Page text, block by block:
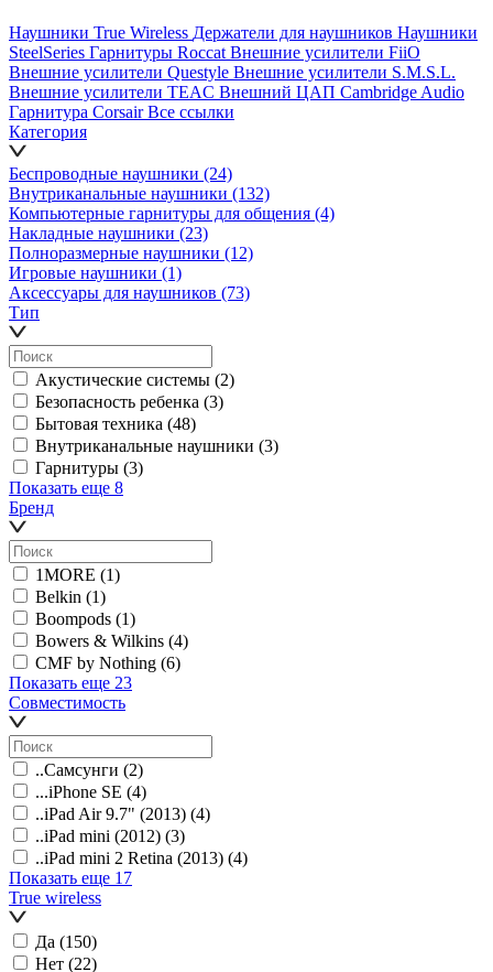
Наушники True Wireless Держатели для наушников Наушники
SteelSeries Гарнитуры Roccat Внешние усилители FiiO
Внешние усилители Questyle Внешние усилители S.M.S.L.
Внешние усилители TEAC Внешний ЦАП Cambridge Audio
Гарнитура CorsairВсе ссылки
Категория
Беспроводные наушники (24)
Внутриканальные наушники (132)
Компьютерные гарнитуры для общения (4)
Накладные наушники (23)
Полноразмерные наушники (12)
Игровые наушники (1)
Аксессуары для наушников (73)
Тип
Акустические системы (2)
Безопасность ребенка (3)
Бытовая техника (48)
Внутриканальные наушники (3)
Гарнитуры (3)
Показать еще 8
Бренд
1MORE (1)
Belkin (1)
Boompods (1)
Bowers & Wilkins (4)
CMF by Nothing (6)
Показать еще 23
Совместимость
..Самсунги (2)
...iPhone SE (4)
..iPad Air 9.7" (2013) (4)
..iPad mini (2012) (3)
..iPad mini 2 Retina (2013) (4)
Показать еще 17
True wireless
Да (150)
Нет (22)